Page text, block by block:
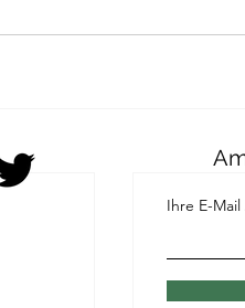
Ihre E-